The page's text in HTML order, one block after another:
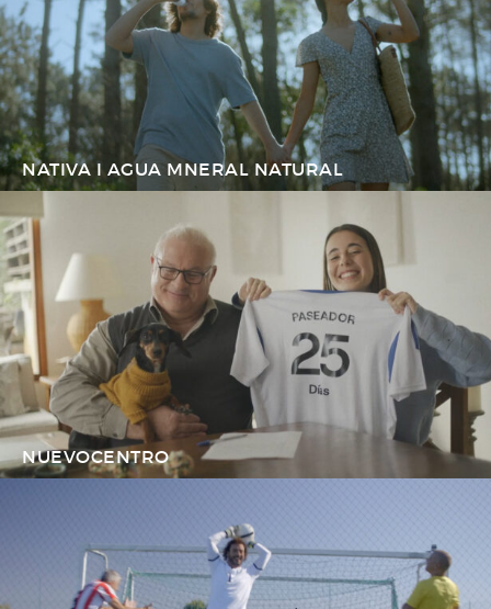
NATIVA I AGUA MNERAL NATURAL
NUEVOCENTRO